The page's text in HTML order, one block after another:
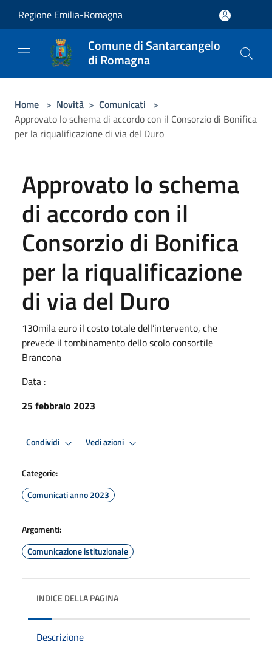
Regione Emilia-Romagna
Comune di Santarcangelo
di Romagna
Home > Novità > Comunicati >
Approvato lo schema di accordo con il Consorzio di Bonifica
per la riqualificazione di via del Duro
Approvato lo schema
di accordo con il
Consorzio di Bonifica
per la riqualificazione
di via del Duro
130mila euro il costo totale dell’intervento, che
prevede il tombinamento dello scolo consortile
Brancona
Data :
25 febbraio 2023
Condividi Vedi azioni
Categorie:
Comunicati anno 2023
Argomenti:
Comunicazione istituzionale
INDICE DELLA PAGINA
Descrizione